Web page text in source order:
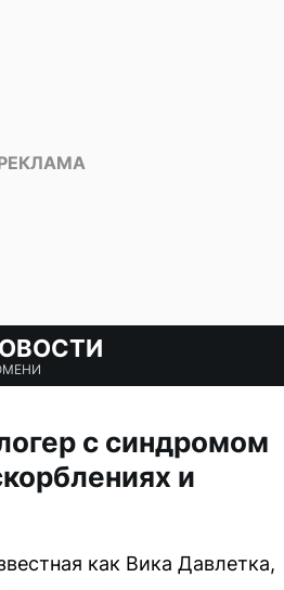
с синдромом
и
как Вика Давлетка,